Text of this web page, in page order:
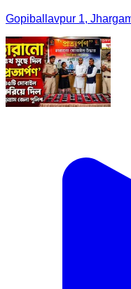
Gopiballavpur 1,